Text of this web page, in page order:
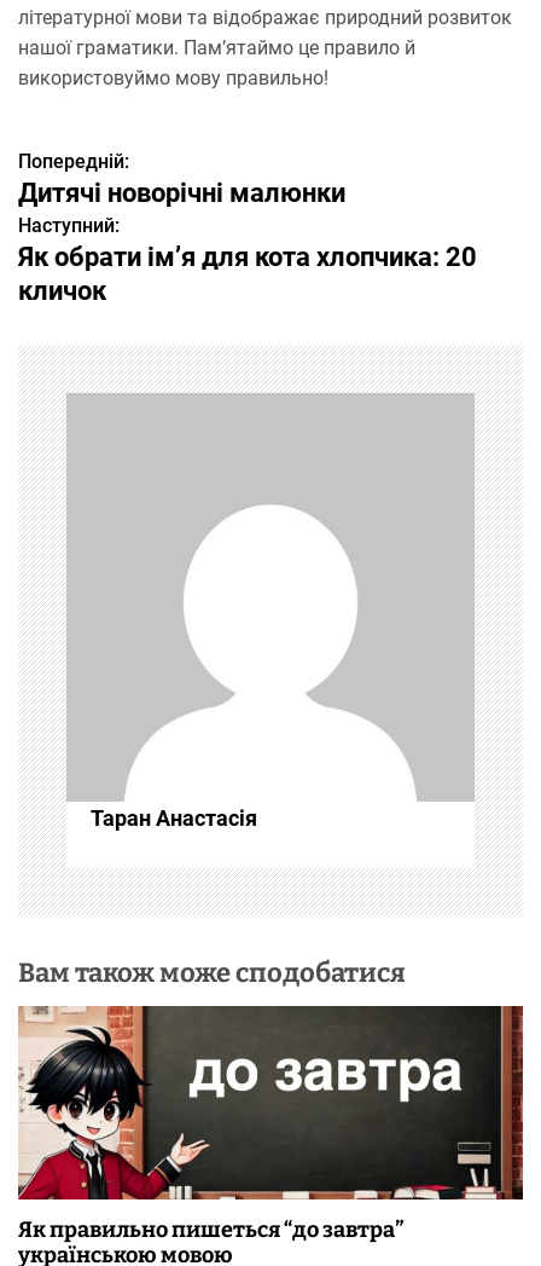
літературної мови та відображає природний розвиток
нашої граматики. Пам’ятаймо це правило й
використовуймо мову правильно!
Н
а
в
г
а
ц
і
я
з
а
п
и
с
і
Попередній:
Дитячі новорічні малюнки
Наступний:
Як обрати ім’я для кота хлопчика: 20
кличок
Таран Анастасія
Вам також може сподобатися
Як правильно пишеться “до завтра”
українською мовою